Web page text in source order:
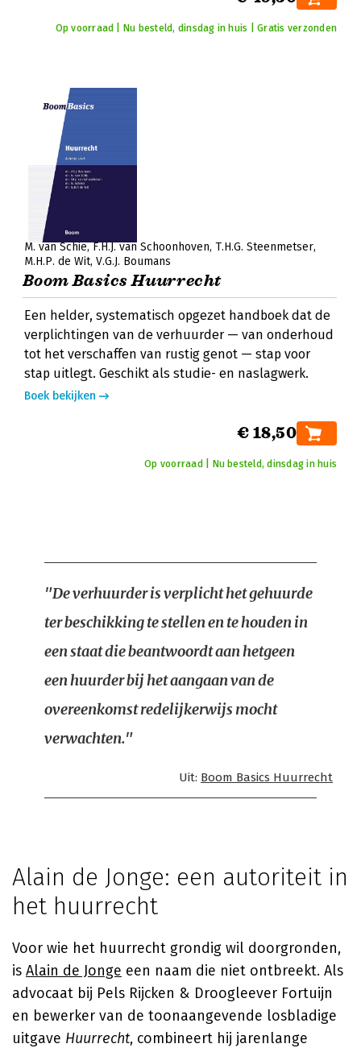
Op voorraad | Nu besteld, dinsdag in huis | Gratis verzonden
M. van Schie F.H.J. van Schoonhoven T.H.G. Steenmetser
M.H.P. de Wit V.G.J. Boumans
Boom Basics Huurrecht
Een helder, systematisch opgezet handboek dat de
verplichtingen van de verhuurder — van onderhoud
tot het verschaffen van rustig genot — stap voor
stap uitlegt. Geschikt als studie- en naslagwerk.
Boek bekijken
€ 18,50
Op voorraad | Nu besteld, dinsdag in huis
"De verhuurder is verplicht het gehuurde
ter beschikking te stellen en te houden in
een staat die beantwoordt aan hetgeen
een huurder bij het aangaan van de
overeenkomst redelijkerwijs mocht
verwachten."
Uit: Boom Basics Huurrecht
Alain de Jonge: een autoriteit in
het huurrecht
Voor wie het huurrecht grondig wil doorgronden,
is Alain de Jonge een naam die niet ontbreekt. Als
advocaat bij Pels Rijcken & Droogleever Fortuijn
en bewerker van de toonaangevende losbladige
uitgave Huurrecht, combineert hij jarenlange